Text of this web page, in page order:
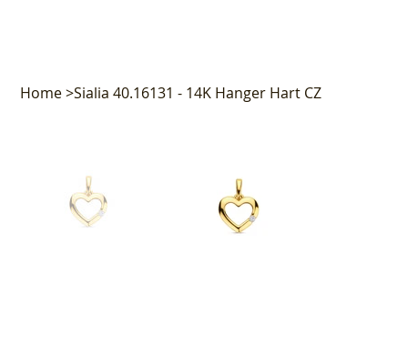
Home>Sialia 40.16131 - 14K Hanger Hart CZ